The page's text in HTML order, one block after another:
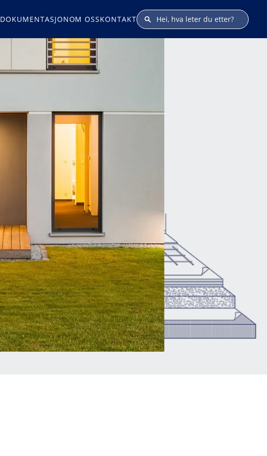
DOKUMENTASJONOM OSSKONTAKT